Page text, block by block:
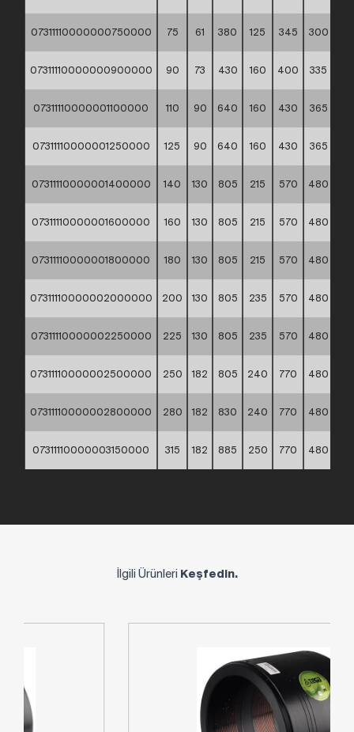
07311110000000750000 75 61 380 125 345 300
07311110000000900000 90 73 430 160 400 335
07311110000001100000 110 90 640 160 430 365
07311110000001250000 125 90 640 160 430 365
07311110000001400000 140 130 805 215 570 480
07311110000001600000 160 130 805 215 570 480
07311110000001800000 180 130 805 215 570 480
07311110000002000000 200 130 805 235 570 480
07311110000002250000 225 130 805 235 570 480
07311110000002500000 250 182 805 240 770 480
07311110000002800000 280 182 830 240 770 480
07311110000003150000 315 182 885 250 770 480
İlgili Ürünleri Keşfedin.